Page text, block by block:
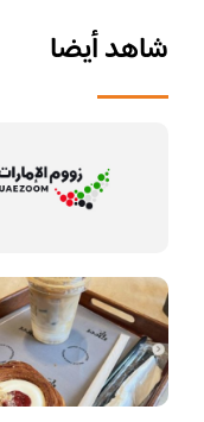
شاهد أيضا